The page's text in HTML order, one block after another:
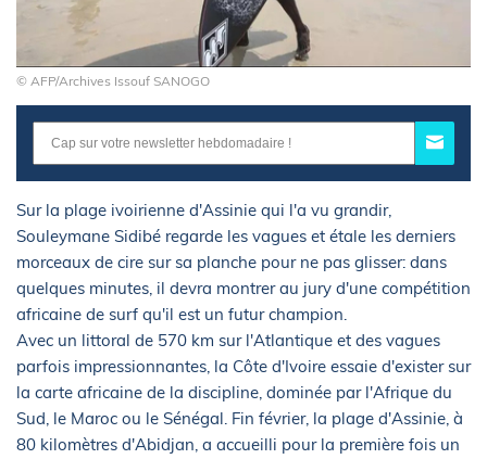
© AFP/Archives Issouf SANOGO
Sur la plage ivoirienne d'Assinie qui l'a vu grandir,
Souleymane Sidibé regarde les vagues et étale les derniers
morceaux de cire sur sa planche pour ne pas glisser: dans
quelques minutes, il devra montrer au jury d'une compétition
africaine de surf qu'il est un futur champion.
Avec un littoral de 570 km sur l'Atlantique et des vagues
parfois impressionnantes, la Côte d'Ivoire essaie d'exister sur
la carte africaine de la discipline, dominée par l'Afrique du
Sud, le Maroc ou le Sénégal. Fin février, la plage d'Assinie, à
80 kilomètres d'Abidjan, a accueilli pour la première fois un